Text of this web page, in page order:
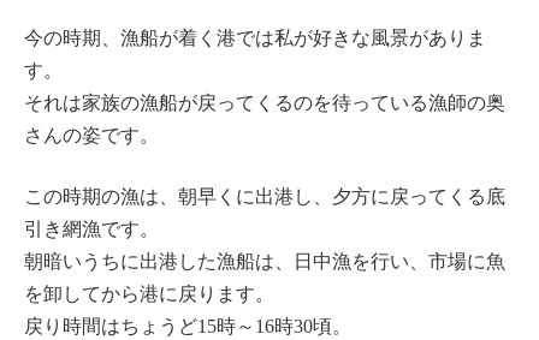
今の時期、漁船が着く港では私が好きな風景がありま
す。
それは家族の漁船が戻ってくるのを待っている漁師の奥
さんの姿です。
この時期の漁は、朝早くに出港し、夕方に戻ってくる底
引き網漁です。
朝暗いうちに出港した漁船は、日中漁を行い、市場に魚
を卸してから港に戻ります。
戻り時間はちょうど15時～16時30頃。